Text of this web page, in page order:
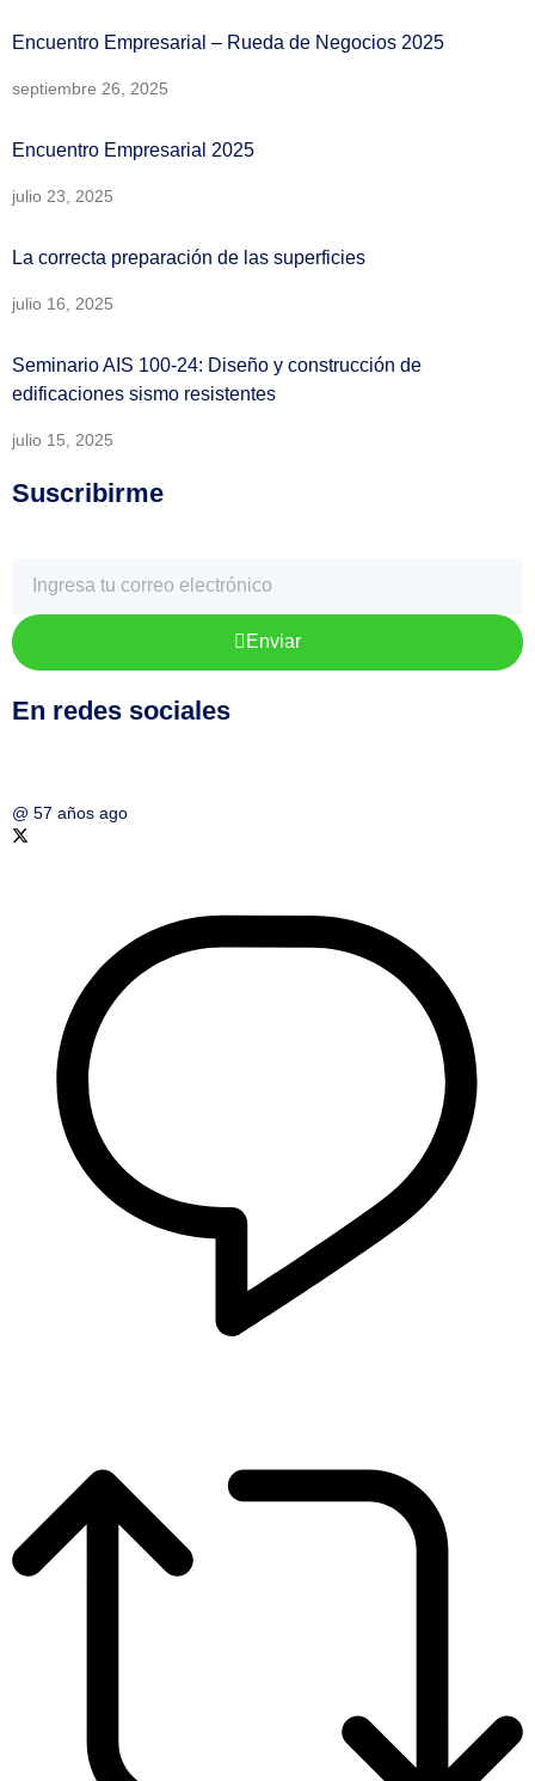
Encuentro Empresarial – Rueda de Negocios 2025
septiembre 26, 2025
Encuentro Empresarial 2025
julio 23, 2025
La correcta preparación de las superficies
julio 16, 2025
Seminario AIS 100-24: Diseño y construcción de
edificaciones sismo resistentes
julio 15, 2025
Suscribirme
Enviar
En redes sociales
@ 57 años ago